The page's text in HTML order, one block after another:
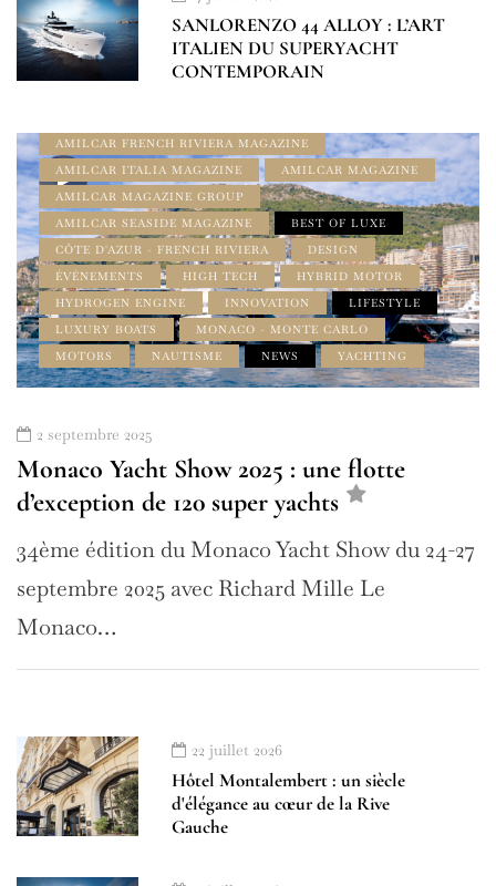
SANLORENZO 44 ALLOY : L’ART
ITALIEN DU SUPERYACHT
CONTEMPORAIN
AMILCAR FRENCH RIVIERA MAGAZINE
AMILCAR ITALIA MAGAZINE
AMILCAR MAGAZINE
AMILCAR MAGAZINE GROUP
AMILCAR SEASIDE MAGAZINE
BEST OF LUXE
CÔTE D'AZUR - FRENCH RIVIERA
DESIGN
ÉVÉNEMENTS
HIGH TECH
HYBRID MOTOR
HYDROGEN ENGINE
INNOVATION
LIFESTYLE
LUXURY BOATS
MONACO - MONTE CARLO
MOTORS
NAUTISME NEWS YACHTING
2 septembre 2025
Monaco Yacht Show 2025 : une flotte
d’exception de 120 super yachts
34ème édition du Monaco Yacht Show du 24-27
septembre 2025 avec Richard Mille Le
Monaco…
22 juillet 2026
Hôtel Montalembert : un siècle
d'élégance au cœur de la Rive
Gauche